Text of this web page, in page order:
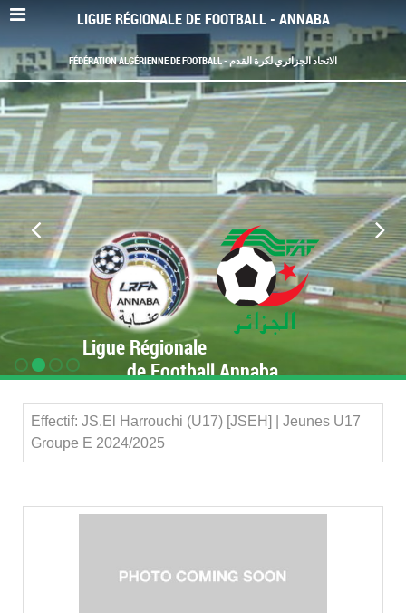
LIGUE RÉGIONALE DE FOOTBALL - ANNABA
FÉDÉRATION ALGÉRIENNE DE FOOTBALL - الاتحاد الجزائري لكرة القدم
Ligue Régionale
de Football Annaba
Effectif: JS.El Harrouchi (U17) [JSEH] | Jeunes U17
Groupe E 2024/2025